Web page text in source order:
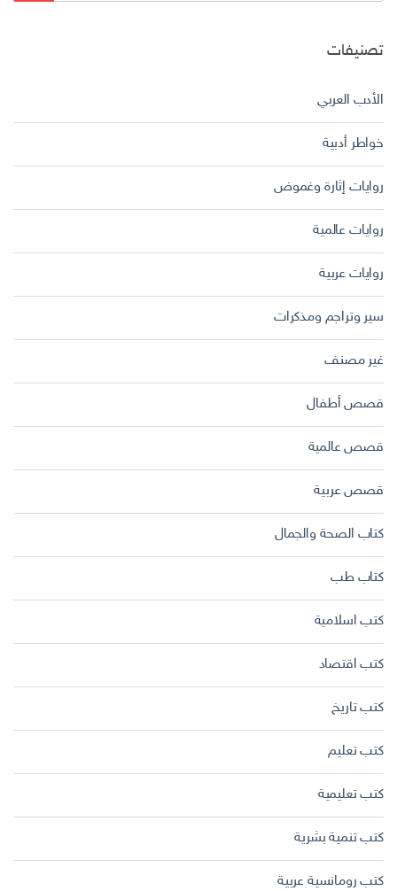
تصنيفات
الأدب العربي
خواطر أدبية
روايات إثارة وغموض
روايات عالمية
روايات عربية
سير وتراجم ومذكرات
غير مصنف
قصص أطفال
قصص عالمية
قصص عربية
كتاب الصحة والجمال
كتاب طب
كتب اسلامية
كتب اقتصاد
كتب تاريخ
كتب تعليم
كتب تعليمية
كتب تنمية بشرية
كتب رومانسية عربية